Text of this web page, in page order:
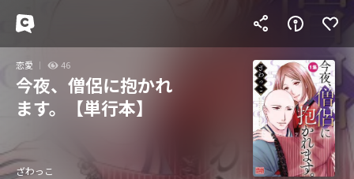
恋愛 46
今夜、僧侶に抱かれ
ます。【単行本】
ざわっこ